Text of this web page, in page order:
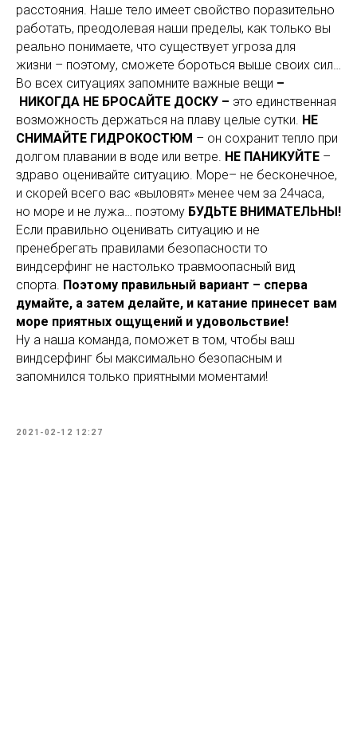
расстояния. Наше тело имеет свойство поразительно
работать, преодолевая наши пределы, как только вы
реально понимаете, что существует угроза для
жизни – поэтому, сможете бороться выше своих сил…
Во всех ситуациях запомните важные вещи –
НИКОГДА НЕ БРОСАЙТЕ ДОСКУ – это единственная
возможность держаться на плаву целые сутки. НЕ
СНИМАЙТЕ ГИДРОКОСТЮМ – он сохранит тепло при
долгом плавании в воде или ветре. НЕ ПАНИКУЙТЕ –
здраво оценивайте ситуацию. Море– не бесконечное,
и скорей всего вас «выловят» менее чем за 24часа,
но море и не лужа… поэтому БУДЬТЕ ВНИМАТЕЛЬНЫ!
Если правильно оценивать ситуацию и не
пренебрегать правилами безопасности то
виндсерфинг не настолько травмоопасный вид
спорта. Поэтому правильный вариант – сперва
думайте, а затем делайте, и катание принесет вам
море приятных ощущений и удовольствие!
Ну а наша команда, поможет в том, чтобы ваш
виндсерфинг бы максимально безопасным и
запомнился только приятными моментами!
2021-02-12 12:27